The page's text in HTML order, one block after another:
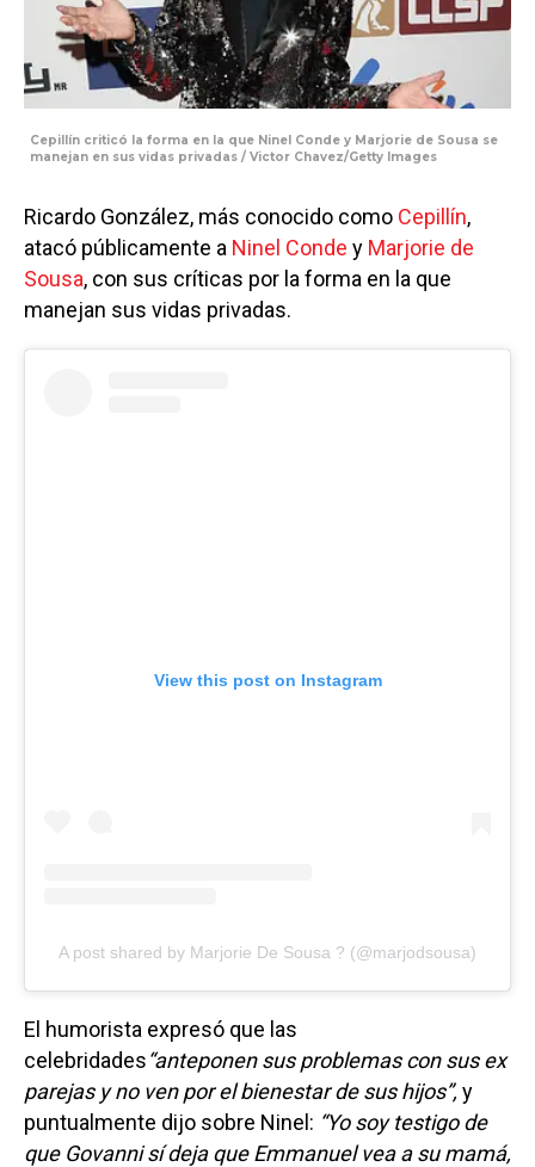
Cepillín criticó la forma en la que Ninel Conde y Marjorie de Sousa se
manejan en sus vidas privadas / Victor Chavez/Getty Images
Ricardo González, más conocido como Cepillín,
atacó públicamente a Ninel Conde y Marjorie de
Sousa, con sus críticas por la forma en la que
manejan sus vidas privadas.
View this post on Instagram
A post shared by Marjorie De Sousa ? (@marjodsousa)
El humorista expresó que las
celebridades“anteponen sus problemas con sus ex
parejas y no ven por el bienestar de sus hijos”, y
puntualmente dijo sobre Ninel: “Yo soy testigo de
que Govanni sí deja que Emmanuel vea a su mamá,